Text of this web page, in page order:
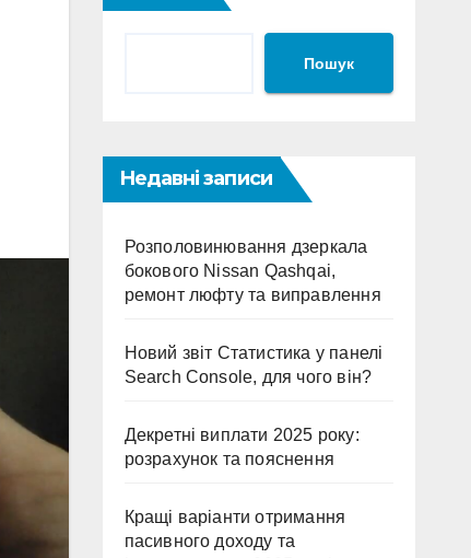
Пошук
Недавні записи
Розполовинювання дзеркала
бокового Nissan Qashqai,
ремонт люфту та виправлення
Новий звіт Статистика у панелі
Search Console, для чого він?
Декретні виплати 2025 року:
розрахунок та пояснення
Кращі варіанти отримання
пасивного доходу та